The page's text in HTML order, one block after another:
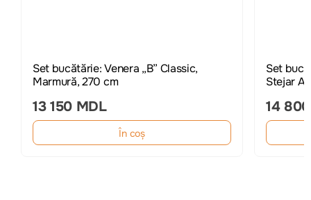
Set bucătărie: Venera „B” Classic,
Marmură, 270 cm
13 150 MDL
În coș
Set
Stejar
14